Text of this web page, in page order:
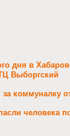
дня в
Выборгский
коммуналку
человека